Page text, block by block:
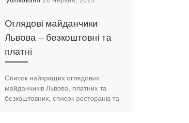
Оглядові майданчики
Львова – безкоштовні та
платні
Список найкращих оглядових
майданчиків Львова, платних та
безкоштовних, список ресторанів та